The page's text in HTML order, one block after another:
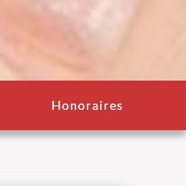
Honoraires